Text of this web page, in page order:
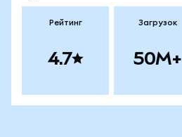
Рейтинг
4.7
Загрузок
50M+